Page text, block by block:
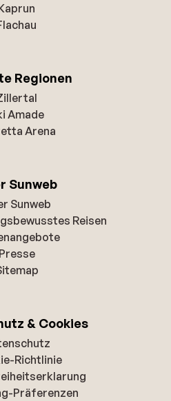
Regionen
Amade
Arena
Sunweb
Sunweb
Reisen
Presse
& Cookies
Richtlinie
Präferenzen